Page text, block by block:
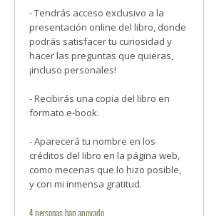
- Tendrás acceso exclusivo a la
presentación online del libro, donde
podrás satisfacer tu curiosidad y
hacer las preguntas que quieras,
¡incluso personales!
- Recibirás una copia del libro en
formato e-book.
- Aparecerá tu nombre en los
créditos del libro en la página web,
como mecenas que lo hizo posible,
y con mi inmensa gratitud.
4personashan apoyado